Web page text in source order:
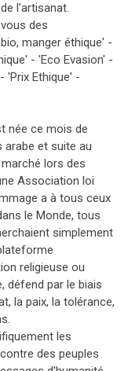
l'artisanat.
des
manger éthique' -
- 'Eco Evasion' -
'Prix Ethique' -
née ce mois de
arabe et suite au
lors des
Association loi
a à tous ceux
le Monde, tous
simplement
religieuse ou
défend par le biais
la paix, la tolérance,
les
des peuples